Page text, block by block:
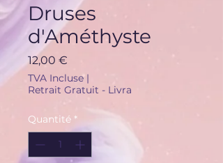
Druses
d'Améthyste
12,00 €
TVA Incluse |
Retrait Gratuit - Livra
Quantité *